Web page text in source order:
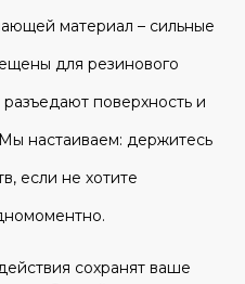
материал – сильные
для резинового
поверхность и
настаиваем: держитесь
если не хотите
сохранят ваше